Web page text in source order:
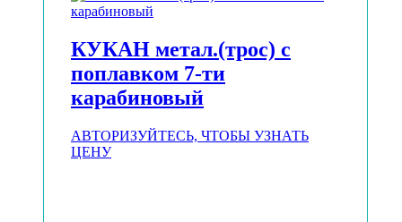
КУКАН метал.(трос) с
поплавком 7-ти
карабиновый
АВТОРИЗУЙТЕСЬ, ЧТОБЫ УЗНАТЬ
ЦЕНУ